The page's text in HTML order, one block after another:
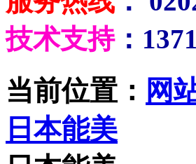
技术支持：
当前位置： 网
日本能美